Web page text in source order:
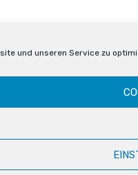
und unseren Service zu